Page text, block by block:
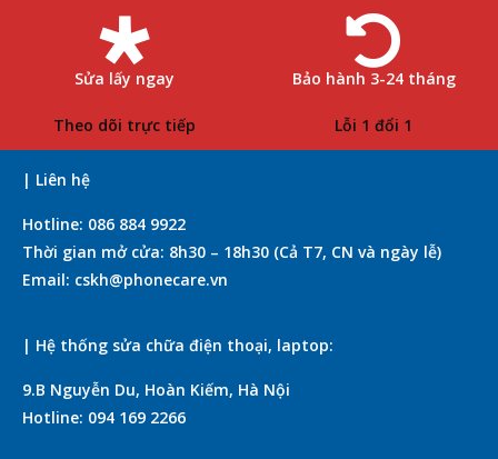
Sửa lấy ngay
Theo dõi trực tiếp
Bảo hành 3-24 tháng
Lỗi 1 đổi 1
| Liên hệ
Hotline: 086 884 9922
Thời gian mở cửa: 8h30 – 18h30 (Cả T7, CN và ngày lễ)
Email: cskh@phonecare.vn
| Hệ thống sửa chữa điện thoại, laptop:
9.B Nguyễn Du, Hoàn Kiếm, Hà Nội
Hotline: 094 169 2266